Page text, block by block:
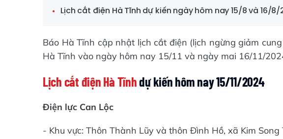
Lịch cắt điện Hà Tĩnh dự kiến ngày hôm nay 15/8 và 16/8/
Báo Hà Tĩnh cập nhật lịch cắt điện (lịch ngừng giảm
Hà Tĩnh vào ngày hôm nay 15/11 và ngày mai 16/11/
Lịch cắt điện Hà Tĩnhdự kiến hôm nay 15/11/2024
Điện lực Can Lộc
- Khu vực: Thôn Thành Lũy và thôn Đình Hồ, xã Kim Song